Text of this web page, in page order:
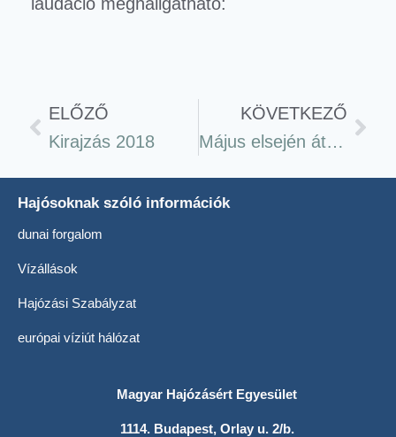
ELŐZŐ
Kirajzás 2018
KÖVETKEZŐ
Május elsején átadták a legújabb magyar hajót
Hajósoknak szóló információk
dunai forgalom
Vízállások
Hajózási Szabályzat
európai víziút hálózat
Magyar Hajózásért Egyesület
1114. Budapest, Orlay u. 2/b.